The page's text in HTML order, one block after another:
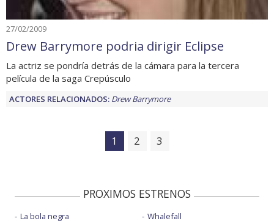
27/02/2009
Drew Barrymore podria dirigir Eclipse
La actriz se pondría detrás de la cámara para la tercera
película de la saga Crepúsculo
ACTORES RELACIONADOS: Drew Barrymore
1 2 3
PROXIMOS ESTRENOS
La bola negra
Whalefall